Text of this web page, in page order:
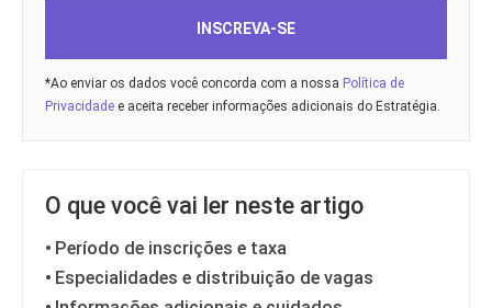
INSCREVA-SE
*Ao enviar os dados você concorda com a nossa Política de
Privacidade e aceita receber informações adicionais do Estratégia.
O que você vai ler neste artigo
Período de inscrições e taxa
Especialidades e distribuição de vagas